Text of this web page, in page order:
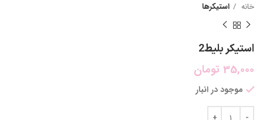
خانه استیکرها
استیکر بلیط2
35,000 تومان
موجود در انبار